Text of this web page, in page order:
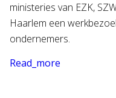
ministeries van EZK,
Haarlem een
ondernemers.
Read_more